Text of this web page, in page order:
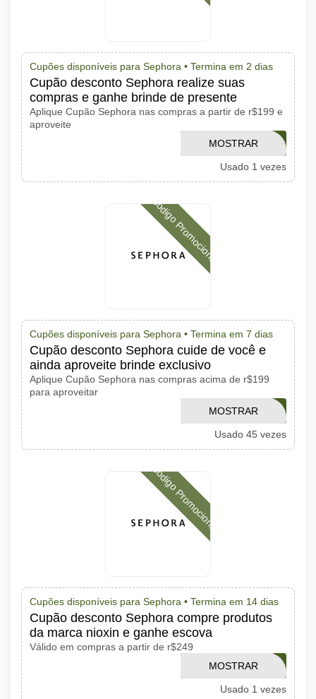
Cupões disponíveis para Sephora • Termina em 2 dias
Cupão desconto Sephora realize suas
compras e ganhe brinde de presente
Aplique Cupão Sephora nas compras a partir de r$199 e
aproveite
VERAOSPA
MOSTRAR
CÓDIGO
Usado 1 vezes
Código Promocional
Cupões disponíveis para Sephora • Termina em 7 dias
Cupão desconto Sephora cuide de você e
ainda aproveite brinde exclusivo
Aplique Cupão Sephora nas compras acima de r$199
para aproveitar
VERAOFEITOBR
MOSTRAR
CÓDIGO
Usado 45 vezes
Código Promocional
Cupões disponíveis para Sephora • Termina em 14 dias
Cupão desconto Sephora compre produtos
da marca nioxin e ganhe escova
Válido em compras a partir de r$249
VERAONIOXIN
MOSTRAR
CÓDIGO
Usado 1 vezes